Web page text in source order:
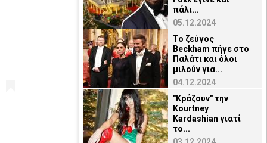
πάλι...
05.12.2024
Το ζεύγος
Beckham πήγε στο
Παλάτι και όλοι
μιλούν για...
04.12.2024
"Κράζουν" την
Kourtney
Kardashian γιατί
το...